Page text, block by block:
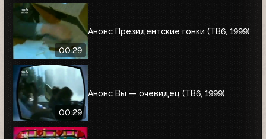
00:29
Анонс Президентские гонки (ТВ6, 1999)
00:29
Анонс Вы — очевидец (ТВ6, 1999)